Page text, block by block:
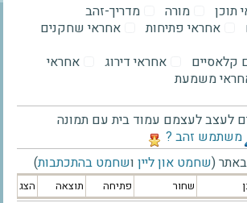
תוכן מורה
מדריך-זהב
אחראי פתיחות
אחראי שחקנים
קלאסיים
אחראי דירוג
אחראי
משמעת
לעצב לעצמם עמוד בית עם תמונה
‫משתמש זהב ?‬
(שחמט און ליין ושחמט בהתכתבות)
שחור פתיחה תוצאה הצג